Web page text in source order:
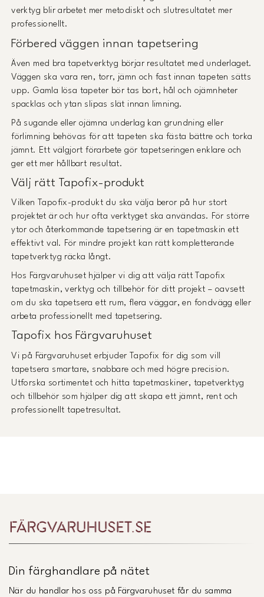
verktyg blir arbetet mer metodiskt och slutresultatet mer
professionellt.
Förbered väggen innan tapetsering
Även med bra tapetverktyg börjar resultatet med underlaget.
Väggen ska vara ren, torr, jämn och fast innan tapeten sätts
upp. Gamla lösa tapeter bör tas bort, hål och ojämnheter
spacklas och ytan slipas slät innan limning.
På sugande eller ojämna underlag kan grundning eller
förlimning behövas för att tapeten ska fästa bättre och torka
jämnt. Ett välgjort förarbete gör tapetseringen enklare och
ger ett mer hållbart resultat.
Välj rätt Tapofix-produkt
Vilken Tapofix-produkt du ska välja beror på hur stort
projektet är och hur ofta verktyget ska användas. För större
ytor och återkommande tapetsering är en tapetmaskin ett
effektivt val. För mindre projekt kan rätt kompletterande
tapetverktyg räcka långt.
Hos Färgvaruhuset hjälper vi dig att välja rätt Tapofix
tapetmaskin, verktyg och tillbehör för ditt projekt – oavsett
om du ska tapetsera ett rum, flera väggar, en fondvägg eller
arbeta professionellt med tapetsering.
Tapofix hos Färgvaruhuset
Vi på Färgvaruhuset erbjuder Tapofix för dig som vill
tapetsera smartare, snabbare och med högre precision.
Utforska sortimentet och hitta tapetmaskiner, tapetverktyg
och tillbehör som hjälper dig att skapa ett jämnt, rent och
professionellt tapetresultat.
Din färghandlare på nätet
När du handlar hos oss på Färgvaruhuset får du samma